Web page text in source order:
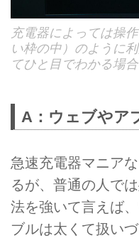
充電器によっては操
い枠の中）のように
てひと目でわかる場合
A：ウェブやア
急速充電器マニア
るが、普通の人で
法を強いて言えば
ブルは太くて扱い